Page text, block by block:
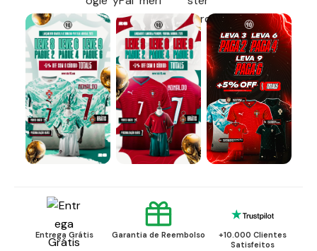
Entrega Grátis Garantia de Reembolso
+10.000 Clientes
Satisfeitos